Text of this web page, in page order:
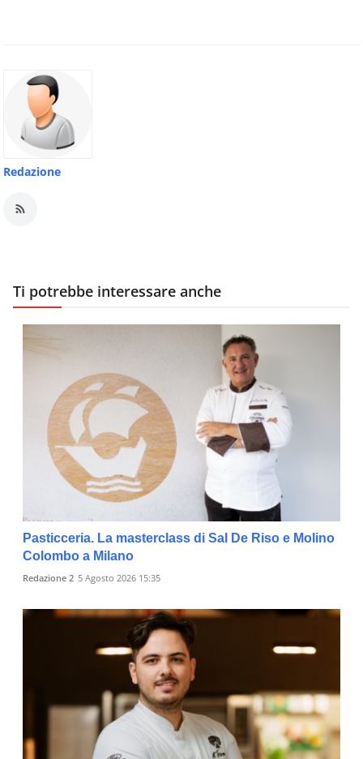
Redazione
Ti potrebbe interessare anche
Pasticceria. La masterclass di Sal De Riso e Molino
Colombo a Milano
Redazione 2 5 Agosto 2026 15:35